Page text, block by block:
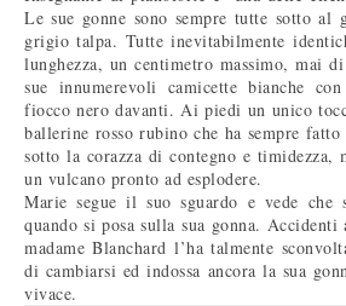
Le sue gonne sono sempre tutte sotto al
grigio talpa. Tutte inevitabilmente
lunghezza, un centimetro massimo, mai
sue innumerevoli camicette bianche
fiocco nero davanti. Ai piedi un unico
ballerine rosso rubino che ha sempre fatto
sotto la corazza di contegno e timidezza,
un vulcano pronto ad esplodere.
Marie segue il suo sguardo e vede che
quando si posa sulla sua gonna.
madame Blanchard l’ha talmente
di cambiarsi ed indossa ancora la sua
vivace.